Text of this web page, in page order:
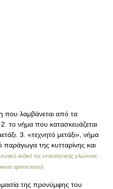
που λαμβάνεται από τα
το νήμα που κατασκευάζεται
3. «τεχνητό μετάξι», νήμα
της κυτταρίνης και
λεξικό της νεοελληνικής γλώσσας
греческого)
της προνύμφης του